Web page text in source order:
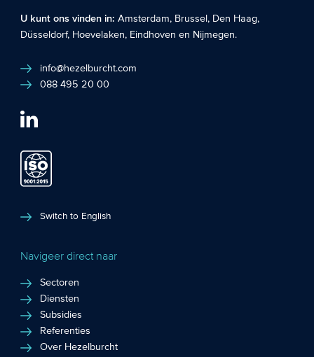
U kunt ons vinden in:Amsterdam, Brussel, Den Haag,
Düsseldorf, Hoevelaken, Eindhoven en Nijmegen.
info@hezelburcht.com
088 495 20 00
Switch to English
Navigeer direct naar
Sectoren
Diensten
Subsidies
Referenties
Over Hezelburcht